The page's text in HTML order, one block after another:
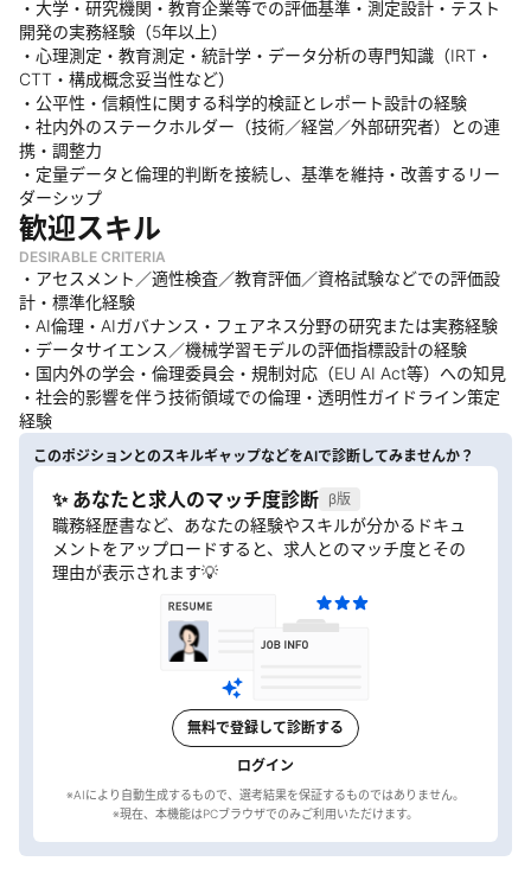
・大学・研究機関・教育企業等での評価基準・測定設計・テスト
開発の実務経験（5年以上）
・心理測定・教育測定・統計学・データ分析の専門知識（IRT・
CTT・構成概念妥当性など）
・公平性・信頼性に関する科学的検証とレポート設計の経験
・社内外のステークホルダー（技術／経営／外部研究者）との連
携・調整力
・定量データと倫理的判断を接続し、基準を維持・改善するリー
ダーシップ
歓迎スキル
DESIRABLE CRITERIA
・アセスメント／適性検査／教育評価／資格試験などでの評価設
計・標準化経験
・AI倫理・AIガバナンス・フェアネス分野の研究または実務経験
・データサイエンス／機械学習モデルの評価指標設計の経験
・国内外の学会・倫理委員会・規制対応（EU AI Act等）への知見
・社会的影響を伴う技術領域での倫理・透明性ガイドライン策定
経験
このポジションとのスキルギャップなどをAIで診断してみませんか？
✨ あなたと求人のマッチ度診断 β版
職務経歴書など、あなたの経験やスキルが分かるドキュ
メントをアップロードすると、求人とのマッチ度とその
理由が表示されます💡
無料で登録して診断する
ログイン
※AIにより自動生成するもので、選考結果を保証するものではありません。